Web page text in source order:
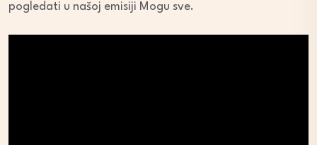
pogledati u našoj emisiji Mogu sve.